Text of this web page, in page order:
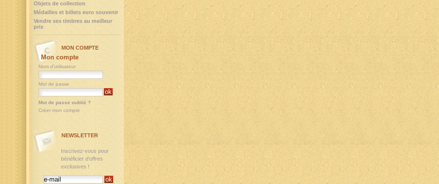
Objets de collection
Médailles et billets euro souvenir
Vendre ses timbres au meilleur
prix
MON COMPTE
Mon compte
Nom d'utilisateur
Mot de passe
Mot de passe oublié ?
Créer mon compte
NEWSLETTER
Inscrivez-vous pour
bénéficier d'offres
exclusives !